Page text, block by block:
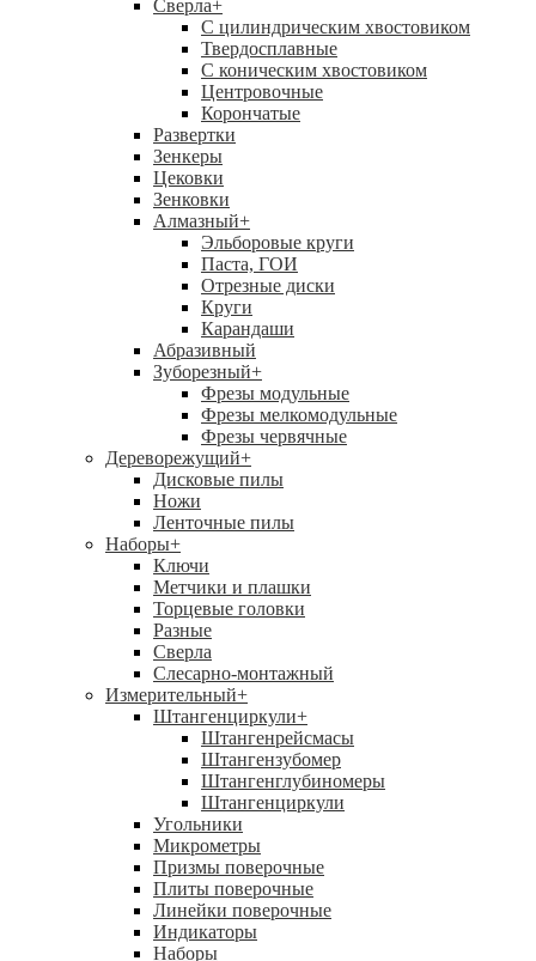
Сверла+
С цилиндрическим хвостовиком
Твердосплавные
С коническим хвостовиком
Центровочные
Корончатые
Развертки
Зенкеры
Цековки
Зенковки
Алмазный+
Эльборовые круги
Паста, ГОИ
Отрезные диски
Круги
Карандаши
Абразивный
Зуборезный+
Фрезы модульные
Фрезы мелкомодульные
Фрезы червячные
Дереворежущий+
Дисковые пилы
Ножи
Ленточные пилы
Наборы+
Ключи
Метчики и плашки
Торцевые головки
Разные
Сверла
Слесарно-монтажный
Измерительный+
Штангенциркули+
Штангенрейсмасы
Штангензубомер
Штангенглубиномеры
Штангенциркули
Угольники
Микрометры
Призмы поверочные
Плиты поверочные
Линейки поверочные
Индикаторы
Наборы